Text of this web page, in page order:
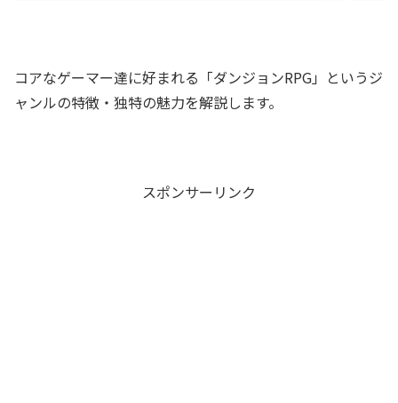
コアなゲーマー達に好まれる「ダンジョンRPG」というジ
ャンルの特徴・独特の魅力を解説します。
スポンサーリンク